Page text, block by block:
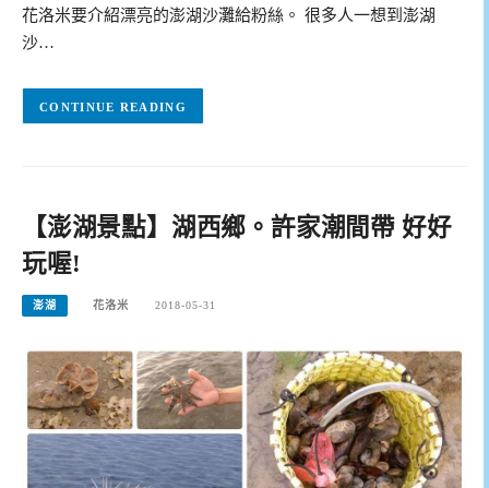
花洛米要介紹漂亮的澎湖沙灘給粉絲。 很多人一想到澎湖
沙…
CONTINUE READING
【澎湖景點】湖西鄉。許家潮間帶 好好
玩喔!
澎湖 花洛米 2018-05-31